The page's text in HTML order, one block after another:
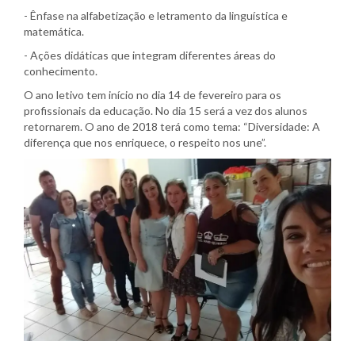
- Ênfase na alfabetização e letramento da linguística e
matemática.
- Ações didáticas que integram diferentes áreas do
conhecimento.
O ano letivo tem início no dia 14 de fevereiro para os
profissionais da educação. No dia 15 será a vez dos alunos
retornarem. O ano de 2018 terá como tema: “Diversidade: A
diferença que nos enriquece, o respeito nos une”.